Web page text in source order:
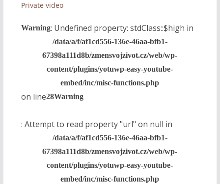
Private video
Warning: Undefined property: stdClass::$high in
/data/a/f/af1cd556-136e-46aa-bfb1-
67398a111d8b/zmensvojzivot.cz/web/wp-
content/plugins/yotuwp-easy-youtube-
embed/inc/misc-functions.php
on line28Warning
: Attempt to read property "url" on null in
/data/a/f/af1cd556-136e-46aa-bfb1-
67398a111d8b/zmensvojzivot.cz/web/wp-
content/plugins/yotuwp-easy-youtube-
embed/inc/misc-functions.php